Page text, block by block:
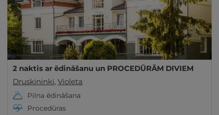
2 naktis ar ēdināšanu un PROCEDŪRĀM DIVIEM
Druskininki, Violeta
Pilna ēdināšana
Procedūras